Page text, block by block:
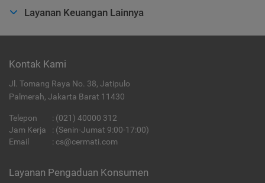
Layanan Keuangan Lainnya
Kontak Kami
Jl. Tomang Raya No. 38, Jatipulo
Palmerah, Jakarta Barat 11430
Telepon : (021) 40000 312
Jam Kerja
: (Senin-Jumat 9:00-17:00)
Email
: cs@cermati.com
Layanan Pengaduan Konsumen